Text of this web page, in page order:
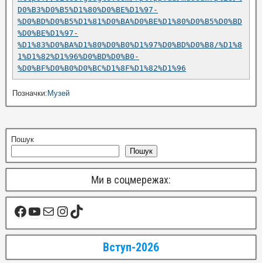
D0%B3%D0%B5%D1%80%D0%BE%D1%97-
%D0%BD%D0%B5%D1%81%D0%BA%D0%BE%D1%80%D0%B5%D0%BD
%D0%BE%D1%97-
%D1%83%D0%BA%D1%80%D0%B0%D1%97%D0%BD%D0%B8/%D1%8
1%D1%82%D1%96%D0%BD%D0%B0-
%D0%BF%D0%B0%D0%BC%D1%8F%D1%82%D1%96
Позначки:Музей
Пошук
Пошук
Ми в соцмережах:
Вступ-2026